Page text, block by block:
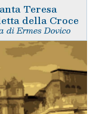
Teresa
della Croce
di Ermes Dovico